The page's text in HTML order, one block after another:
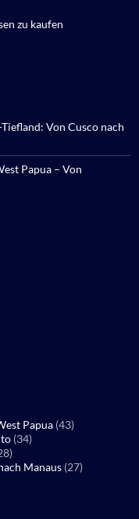
zu kaufen
Von Cusco nach
Papua – Von
Papua (43)
(34)
Manaus (27)